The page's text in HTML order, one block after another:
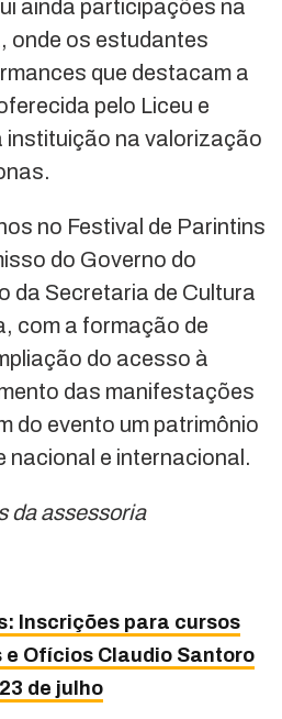
ainda participações na
onde os estudantes
que destacam a
pelo Liceu e
instituição na valorização
no Festival de Parintins
do Governo do
da Secretaria de Cultura
com a formação de
do acesso à
das manifestações
do evento um patrimônio
nacional e internacional.
da assessoria
Inscrições para cursos
e Ofícios Claudio Santoro
de julho